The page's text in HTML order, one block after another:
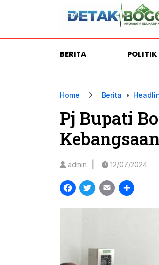
BERITA POLITIK
Home Berita •
Pj Bupati
admin 12/07/2024
Facebook
Twitter
Email